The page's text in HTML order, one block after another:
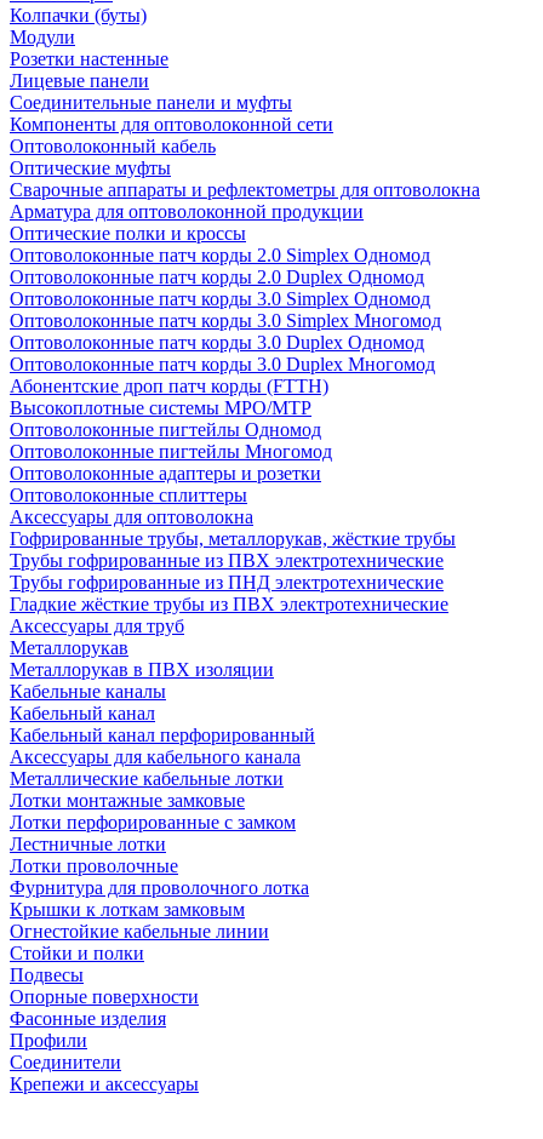
Колпачки (буты)
Модули
Розетки настенные
Лицевые панели
Соединительные панели и муфты
Компоненты для оптоволоконной сети
Оптоволоконный кабель
Оптические муфты
Сварочные аппараты и рефлектометры для оптоволокна
Арматура для оптоволоконной продукции
Оптические полки и кроссы
Оптоволоконные патч корды 2.0 Simplex Одномод
Оптоволоконные патч корды 2.0 Duplex Одномод
Оптоволоконные патч корды 3.0 Simplex Одномод
Оптоволоконные патч корды 3.0 Simplex Многомод
Оптоволоконные патч корды 3.0 Duplex Одномод
Оптоволоконные патч корды 3.0 Duplex Многомод
Абонентские дроп патч корды (FTTH)
Высокоплотные системы MPO/MTP
Оптоволоконные пигтейлы Одномод
Оптоволоконные пигтейлы Многомод
Оптоволоконные адаптеры и розетки
Оптоволоконные сплиттеры
Аксессуары для оптоволокна
Гофрированные трубы, металлорукав, жёсткие трубы
Трубы гофрированные из ПВХ электротехнические
Трубы гофрированные из ПНД электротехнические
Гладкие жёсткие трубы из ПВХ электротехнические
Аксессуары для труб
Металлорукав
Металлорукав в ПВХ изоляции
Кабельные каналы
Кабельный канал
Кабельный канал перфорированный
Аксессуары для кабельного канала
Металлические кабельные лотки
Лотки монтажные замковые
Лотки перфорированные с замком
Лестничные лотки
Лотки проволочные
Фурнитура для проволочного лотка
Крышки к лоткам замковым
Огнестойкие кабельные линии
Стойки и полки
Подвесы
Опорные поверхности
Фасонные изделия
Профили
Соединители
Крепежи и аксессуары